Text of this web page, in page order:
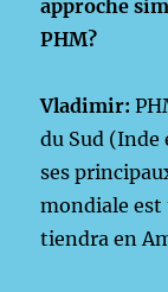
approche
PHM?
Vladimir:
du Sud (Inde
ses
mondiale est
tiendra en